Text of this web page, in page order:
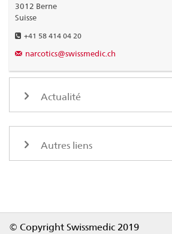
3012 Berne
Suisse
+41 58 414 04 20
narcotics@swissmedic.ch
Actualité
Autres liens
© Copyright Swissmedic 2019